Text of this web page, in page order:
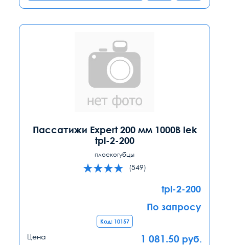
Пассатижи Expert 200 мм 1000В Iek
tpl-2-200
плоскогубцы
(549)
tpl-2-200
По запросу
Код: 10157
Цена 1 081.50 руб.